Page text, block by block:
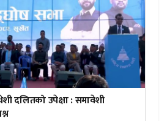
दलितको उपेक्षा : समावेशी